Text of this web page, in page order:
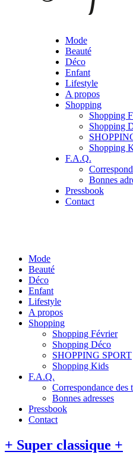
Mode
Beauté
Déco
Enfant
Lifestyle
A propos
Shopping
Shopping
Shopping
Shopping
F.A.Q.
Bonnes
Pressbook
Contact
Mode
Beauté
Déco
Enfant
Lifestyle
A propos
Shopping
Shopping Février
Shopping Déco
SHOPPING SPORT
Shopping Kids
F.A.Q.
Correspondance des
Bonnes adresses
Pressbook
Contact
+ Super classique +